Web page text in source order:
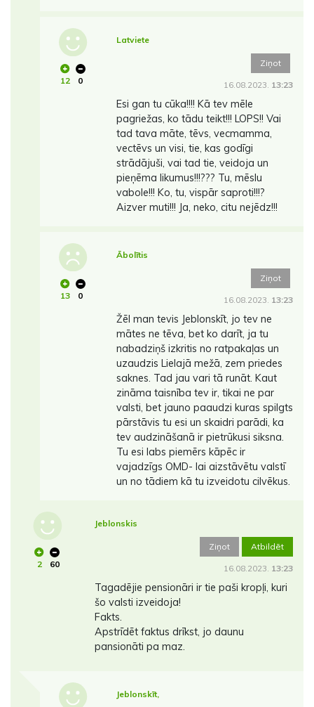
12 0
Latviete
Ziņot
16.08.2023. 13:23
Esi gan tu cūka!!!! Kā tev mēle
pagriežas, ko tādu teikt!!! LOPS!! Vai
tad tava māte, tēvs, vecmamma,
vectēvs un visi, tie, kas godīgi
strādājuši, vai tad tie, veidoja un
pieņēma likumus!!!??? Tu, mēslu
vabole!!! Ko, tu, vispār saproti!!!?
Aizver muti!!! Ja, neko, citu nejēdz!!!
13 0
Ābolītis
Ziņot
16.08.2023. 13:23
Žēl man tevis Jeblonskīt, jo tev ne
mātes ne tēva, bet ko darīt, ja tu
nabadziņš izkritis no ratpakaļas un
uzaudzis Lielajā mežā, zem priedes
saknes. Tad jau vari tā runāt. Kaut
zināma taisnība tev ir, tikai ne par
valsti, bet jauno paaudzi kuras spilgts
pārstāvis tu esi un skaidri parādi, ka
tev audzināšanā ir pietrūkusi siksna.
Tu esi labs piemērs kāpēc ir
vajadzīgs OMD- lai aizstāvētu valstī
un no tādiem kā tu izveidotu cilvēkus.
2 60
Jeblonskis
Ziņot Atbildēt
16.08.2023. 13:23
Tagadējie pensionāri ir tie paši kropļi, kuri
šo valsti izveidoja!
Fakts.
Apstrīdēt faktus drīkst, jo daunu
pansionāti pa maz.
Jeblonskīt,